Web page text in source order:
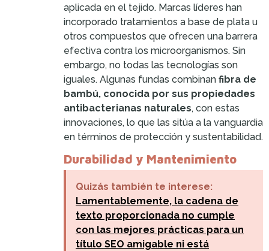
aplicada en el tejido. Marcas líderes han
incorporado tratamientos a base de plata u
otros compuestos que ofrecen una barrera
efectiva contra los microorganismos. Sin
embargo, no todas las tecnologías son
iguales. Algunas fundas combinan fibra de
bambú, conocida por sus propiedades
antibacterianas naturales, con estas
innovaciones, lo que las sitúa a la vanguardia
en términos de protección y sustentabilidad.
Durabilidad y Mantenimiento
Quizás también te interese:
Lamentablemente, la cadena de
texto proporcionada no cumple
con las mejores prácticas para un
título SEO amigable ni está